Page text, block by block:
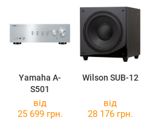
Yamaha A-
S501
Wilson SUB-12
від
25 699 грн.
від
28 176 грн.